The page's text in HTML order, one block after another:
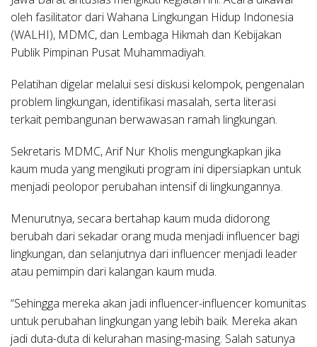
oleh fasilitator dari Wahana Lingkungan Hidup Indonesia
(WALHI), MDMC, dan Lembaga Hikmah dan Kebijakan
Publik Pimpinan Pusat Muhammadiyah.
Pelatihan digelar melalui sesi diskusi kelompok, pengenalan
problem lingkungan, identifikasi masalah, serta literasi
terkait pembangunan berwawasan ramah lingkungan.
Sekretaris MDMC, Arif Nur Kholis mengungkapkan jika
kaum muda yang mengikuti program ini dipersiapkan untuk
menjadi peolopor perubahan intensif di lingkungannya.
Menurutnya, secara bertahap kaum muda didorong
berubah dari sekadar orang muda menjadi influencer bagi
lingkungan, dan selanjutnya dari influencer menjadi leader
atau pemimpin dari kalangan kaum muda.
“Sehingga mereka akan jadi influencer-influencer komunitas
untuk perubahan lingkungan yang lebih baik. Mereka akan
jadi duta-duta di kelurahan masing-masing. Salah satunya